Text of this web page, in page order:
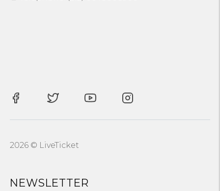
2026 © LiveTicket
NEWSLETTER